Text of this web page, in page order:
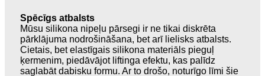
Spēcīgs atbalsts
Mūsu silikona nipeļu pārsegi ir ne tikai diskrēta
pārklājuma nodrošināšana, bet arī lielisks atbalsts.
Cietais, bet elastīgais silikona materiāls pieguļ
ķermenim, piedāvājot liftinga efektu, kas palīdz
saglabāt dabisku formu. Ar to drošo, noturīgo līmi šie